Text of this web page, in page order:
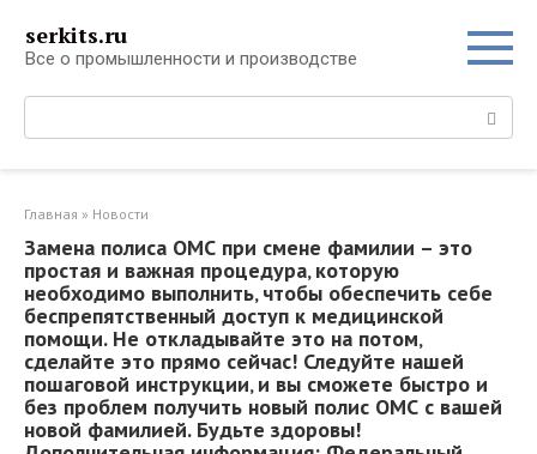
контенту
serkits.ru
Все о промышленности и производстве
Поиск:
Главная » Новости
Замена полиса ОМС при смене фамилии – это
простая и важная процедура‚ которую
необходимо выполнить‚ чтобы обеспечить себе
беспрепятственный доступ к медицинской
помощи. Не откладывайте это на потом‚
сделайте это прямо сейчас! Следуйте нашей
пошаговой инструкции‚ и вы сможете быстро и
без проблем получить новый полис ОМС с вашей
новой фамилией. Будьте здоровы!